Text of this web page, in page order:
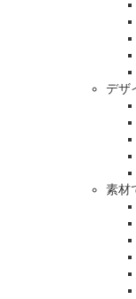
デザ
素材